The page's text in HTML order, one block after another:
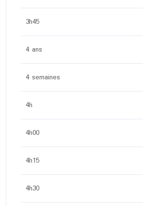
3h45
4 ans
4 semaines
4h
4h00
4h15
4h30